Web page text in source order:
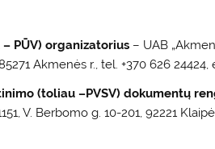
PŪV) organizatorius – UAB
Akmenės r., tel. +370 626 24424,
(toliau –PVSV) dokumentų
V. Berbomo g. 10-201, 92221